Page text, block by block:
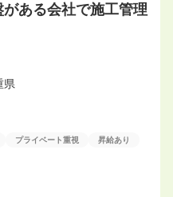
ある会社で施⼯管理
県
プライベート重視 昇給あり